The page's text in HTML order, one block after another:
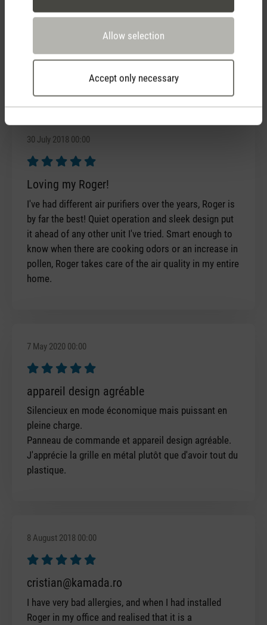
Allow selection
Accept only necessary
as was making a nice blue light overall in the
baby who needed a light nearby. The new Roger have
a small light and that is not as good as previous
30 July 2018 00:00
Review with rating of 5 out of 5 stars
Loving my Roger!
I've had different air purifiers over the years, Roger is
by far the best! Quiet operation and sleek design put
it ahead of any other unit I've tried. Smart enough to
know when there are cooking odors or an increase in
pollen, Roger takes care of the air quality in my entire
home.
7 May 2020 00:00
Review with rating of 5 out of 5 stars
appareil design agréable
Silencieux en mode économique mais puissant en
pleine charge.
Panneau de commande et appareil design agréable.
J'apprécie la grille en métal plutôt que d'avoir tout du
plastique.
8 August 2018 00:00
Review with rating of 5 out of 5 stars
cristian@kamada.ro
I have very bad allergies, and when I had installed
Roger in my office and realised that it is a